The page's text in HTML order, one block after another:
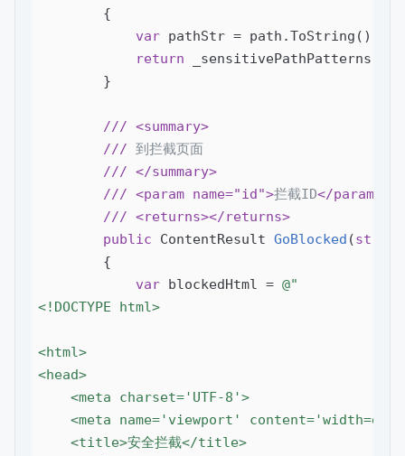
{
var pathStr =
return
        }
/// <summary>
/// 到拦截页面
/// </summary>
/// <param name="id">拦截ID</param>
/// <returns></returns>
public ContentResult GoBlocked (string
{
var blockedHtml = @"
<!DOCTYPE html>
<html>
<head>
    <meta charset='UTF-8'>
<meta name='viewport'
    <title>安全拦截</title>